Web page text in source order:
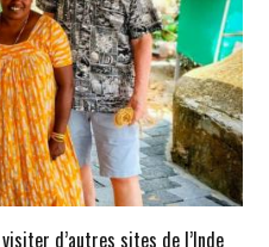
d’autres sites de l’Inde